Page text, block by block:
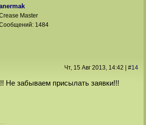
Master
1484
Чт, 15 Авг 2013, 14:42 #14
Не забываем присылать заявки!!!